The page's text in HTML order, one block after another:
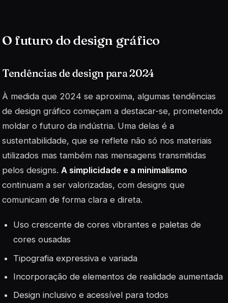
O futuro do design gráfico
Tendências de design para 2024
À medida que 2024 se aproxima, algumas tendências
de design gráfico começam a destacar-se, prometendo
moldar o futuro da indústria. Uma delas é a
sustentabilidade, que se reflete não só nos materiais
utilizados mas também nas mensagens transmitidas
pelos designs. A simplicidade e a minimalismo
continuam a ser valorizadas, com designs que
comunicam de forma clara e direta.
Uso crescente de cores vibrantes e paletas de
cores ousadas
Tipografia expressiva e variada
Incorporação de elementos de realidade aumentada
Design inclusivo e acessível para todos